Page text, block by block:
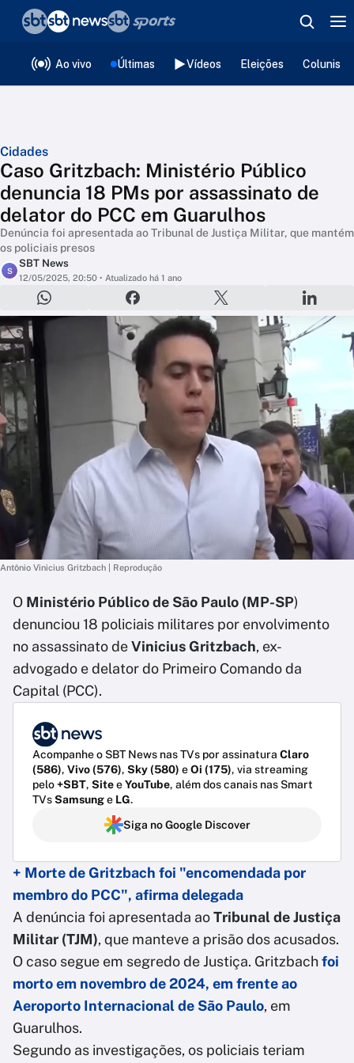
Ao vivo Últimas Vídeos Eleições
Cidades
Caso Gritzbach: Ministério Público
denuncia 18 PMs por assassinato de
delator do PCC em Guarulhos
Denúncia foi apresentada ao Tribunal de Justiça Militar, que mantém
os policiais presos
S
SBT News
12/05/2025, 20:50 • Atualizado há 1 ano
Antônio Vinicius Gritzbach | Reprodução
O Ministério Público de São Paulo (MP-SP)
denunciou 18 policiais militares por envolvimento
no assassinato deVinicius Gritzbach, ex-
advogado e delator do Primeiro Comando da
Capital (PCC).
Acompanhe o SBT News nas TVs por assinatura Claro
(586), Vivo (576), Sky (580) eOi (175), via streaming
pelo+SBT, SiteeYouTube, além dos canais nas Smart
TVsSamsunge LG.
Siga no Google Discover
+ Morte de Gritzbach foi "encomendada por
membro do PCC", afirma delegada
A denúncia foi apresentada aoTribunal de Justiça
Militar (TJM), que manteve a prisão dos acusados.
O caso segue em segredo de Justiça. Gritzbachfoi
morto em novembro de 2024, em frente ao
Aeroporto Internacional de São Paulo, em
Guarulhos.
Segundo as investigações, os policiais teriam
❮voltar
Editorias